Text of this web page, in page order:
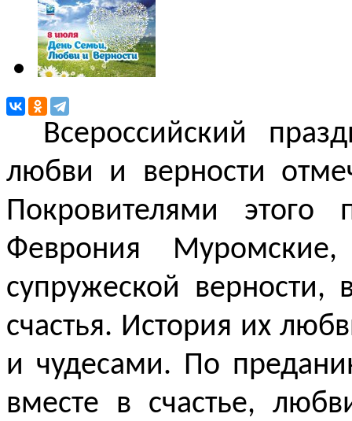
Всероссийский
любви и верности
Покровителями этого
Феврония
супружеской
счастья. История их
и чудесами. По
вместе в счастье,